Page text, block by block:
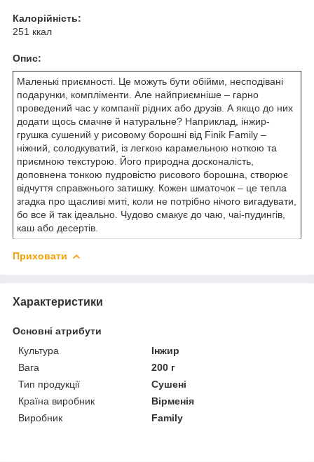
Калорійність:
251 ккал
Опис:
Маленькі приємності. Це можуть бути обійми, несподівані
подарунки, компліменти. Але найприємніше – гарно
проведений час у компанії рідних або друзів. А якщо до них
додати щось смачне й натуральне? Наприклад, інжир-
грушка сушений у рисовому борошні від Finik Family –
ніжний, солодкуватий, із легкою карамельною ноткою та
приємною текстурою. Його природна досконалість,
доповнена тонкою пудровістю рисового борошна, створює
відчуття справжнього затишку. Кожен шматочок – це тепла
згадка про щасливі миті, коли не потрібно нічого вигадувати,
бо все й так ідеально. Чудово смакує до чаю, чаі-пудингів,
каш або десертів.
Приховати
Характеристики
Основні атрибути
Культура
Інжир
Вага
200 г
Тип продукції
Сушені
Країна виробник
Вірменія
Виробник
Family